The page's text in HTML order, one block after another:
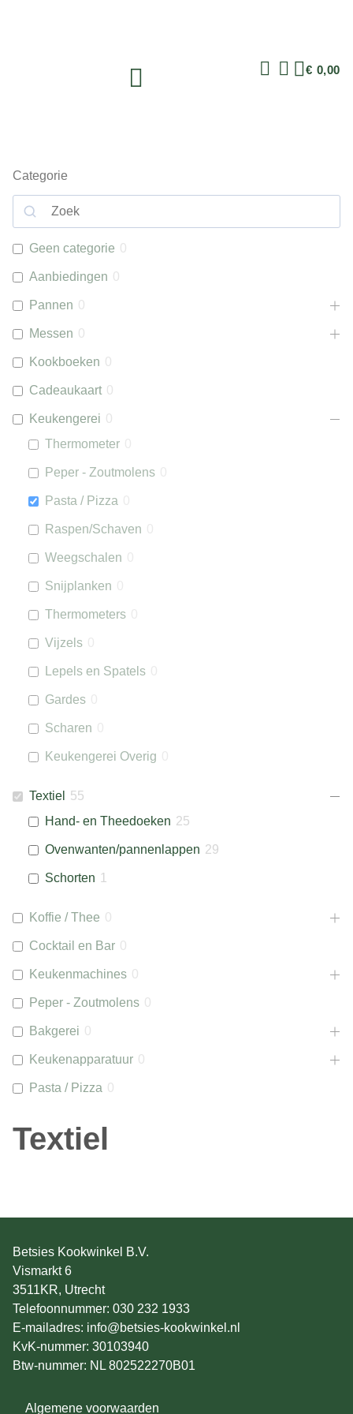
€ 0,00
Categorie
Geen categorie 0
Aanbiedingen 0
Pannen 0
Messen 0
Kookboeken 0
Cadeaukaart 0
Keukengerei 0
Thermometer
Peper - Zoutmolens
Pasta / Pizza
Raspen/Schaven
Weegschalen
Snijplanken
Thermometers
Vijzels
Lepels en Spatels
Gardes
Scharen
Keukengerei Overig
Textiel
55
Hand- en Theedoeken 25
Ovenwanten/pannenlappen 29
Schorten 1
Koffie / Thee 0
Cocktail en Bar 0
Keukenmachines 0
Peper - Zoutmolens 0
Bakgerei 0
Keukenapparatuur 0
Pasta / Pizza 0
Textiel
Betsies Kookwinkel B.V.
Vismarkt 6
3511KR, Utrecht
Telefoonnummer: 030 232 1933
E-mailadres: info@betsies-kookwinkel.nl
KvK-nummer: 30103940
Btw-nummer: NL 802522270B01
Algemene voorwaarden